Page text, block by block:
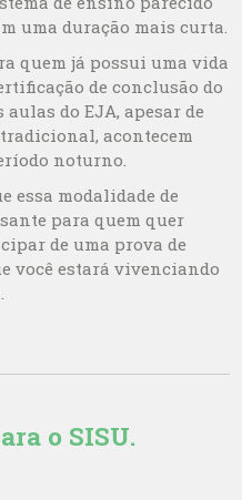
uma duração mais curta.
quem já possui uma vida
de conclusão do
do EJA, apesar de
acontecem
noturno.
essa modalidade de
para quem quer
de uma prova de
você estará vivenciando
o SISU.